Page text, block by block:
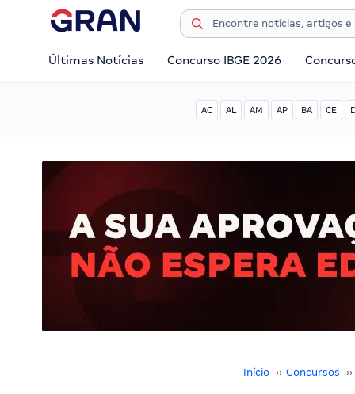
Últimas Notícias Concurso IBGE 2026
AC AL AM AP BA CE
Início ›› Concursos ››